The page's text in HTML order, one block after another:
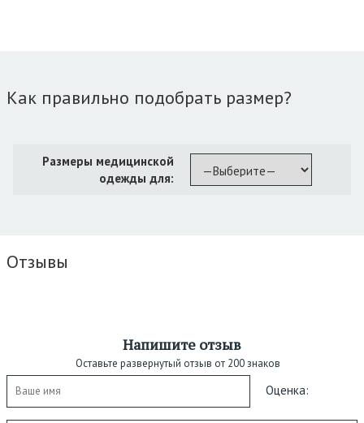
Как правильно подобрать размер?
Размеры медицинской
одежды для:
Отзывы
Напишите отзыв
Оставьте развернутый отзыв от 200 знаков
Оценка: